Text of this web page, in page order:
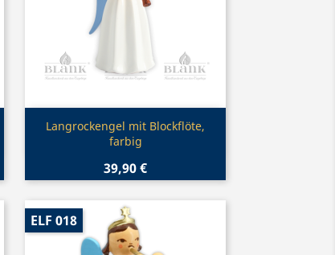
Vorschau
Langrockengel mit Blockflöte,
farbig
39,90 €
ELF 018